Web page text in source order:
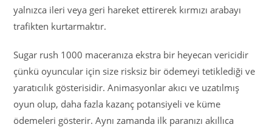
yalnızca ileri veya geri hareket ettirerek kırmızı arabayı
trafikten kurtarmaktır.
Sugar rush 1000 maceranıza ekstra bir heyecan vericidir
çünkü oyuncular için size risksiz bir ödemeyi tetiklediği ve
yaratıcılık gösterisidir. Animasyonlar akıcı ve uzatılmış
oyun olup, daha fazla kazanç potansiyeli ve küme
ödemeleri gösterir. Aynı zamanda ilk paranızı akıllıca